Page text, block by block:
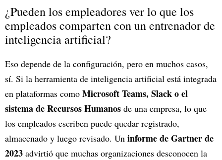
¿Pueden los empleadores ver lo que los
empleados comparten con un entrenador de
inteligencia artificial?
Eso depende de la configuración, pero en muchos casos,
sí. Si la herramienta de inteligencia artificial está integrada
en plataformas como Microsoft Teams, Slack o el
sistema de Recursos Humanos de una empresa, lo que
los empleados escriben puede quedar registrado,
almacenado y luego revisado. Un informe de Gartner de
2023 advirtió que muchas organizaciones desconocen la